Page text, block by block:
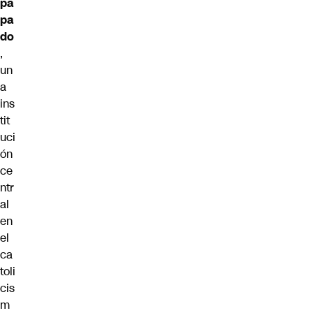
pa
do
,
un
a
ins
tit
uci
ón
ce
ntr
al
en
el
ca
toli
cis
m